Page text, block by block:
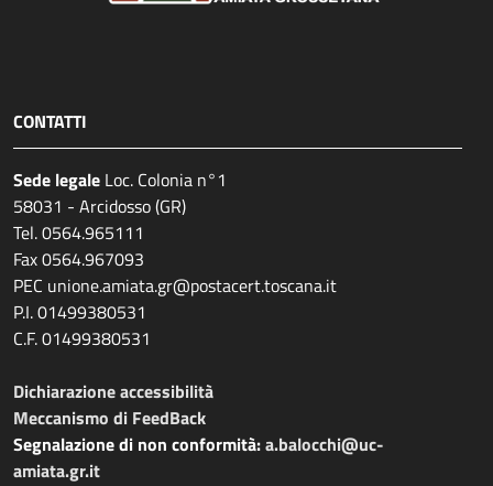
CONTATTI
Sede legale Loc. Colonia n°1
58031 - Arcidosso (GR)
Tel. 0564.965111
Fax 0564.967093
PEC unione.amiata.gr@postacert.toscana.it
P.I. 01499380531
C.F. 01499380531
Dichiarazione accessibilità
Meccanismo di FeedBack
Segnalazione di non conformità:a.balocchi@uc-
amiata.gr.it